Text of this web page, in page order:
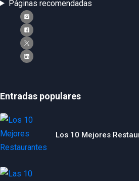
Páginas recomendadas
Entradas populares
Los 10 Mejores